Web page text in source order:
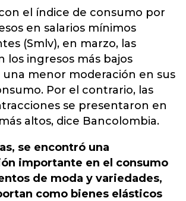
el índice de consumo por
en salarios mínimos
(Smlv), en marzo, las
los ingresos más bajos
menor moderación en sus
Por el contrario, las
se presentaron en
altos, dice Bancolombia.
se encontró una
importante en el consumo
de moda y variedades,
como bienes elásticos